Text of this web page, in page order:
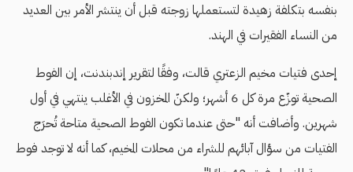
بنفسه بتكلفة زهيدة لتستعملها زوجته قبل أن ينتشر الأمر بين العديد
من النساء الفقيرات في الهند.
إحدى فتيات مخيم الزعتري قالت، وفقًا لتقرير إندبندنت، إن الفوط
الصحية توزّع مرة كل 6 أشهر؛ ولكنّ المخزون في الأغلب ينتهي في أول
شهرين. وأضافت أنه "حتى عندما تكون الفوط الصحية متاحة تُحرَج
الفتيات من سؤال آبائهم للشراء من محلات المخيم، كما أنه لا توجد فوط